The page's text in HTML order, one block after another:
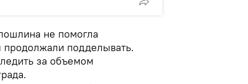
не помогла
продолжали подделывать.
за объемом